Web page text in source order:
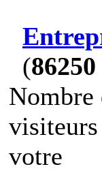
(86250
Nombre
visiteurs
votre